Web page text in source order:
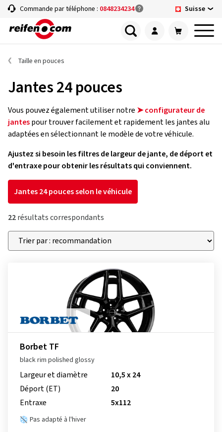
Commande par téléphone : 0848234234 Suisse
Taille en pouces
Jantes 24 pouces
Vous pouvez également utiliser notre ➤ configurateur de
jantespour trouver facilement et rapidement les jantes alu
adaptées en sélectionnant le modèle de votre véhicule.
Ajustez si besoin les filtres de largeur de jante, de déport et
d'entraxe pour obtenir les résultats qui conviennent.
Jantes 24 pouces selon le véhicule
22résultats correspondants
Borbet TF
black rim polished glossy
Largeur et diamètre
10,5 x 24
Déport (ET)
20
Entraxe
5x112
Pas adapté à l'hiver